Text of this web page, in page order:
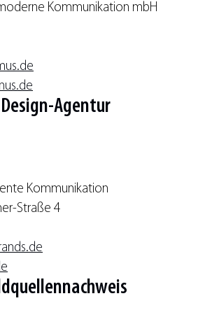
Kommunikation mbH
Design-Agentur
Kommunikation
Straße 4